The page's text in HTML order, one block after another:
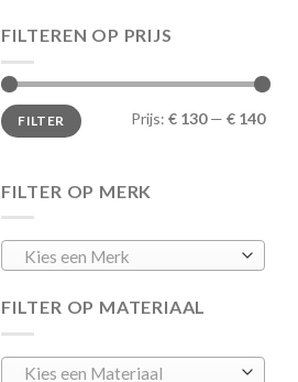
FILTEREN OP PRIJS
Min.
prijs
Max.
prijsFILTER Prijs: € 130— € 140
FILTER OP MERK
Kies een Merk
FILTER OP MATERIAAL
Kies een Materiaal